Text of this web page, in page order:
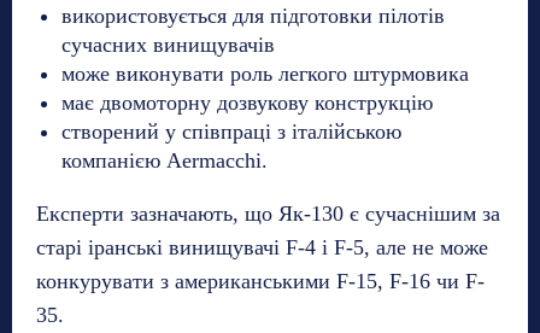
використовується для підготовки пілотів
сучасних винищувачів
може виконувати роль легкого штурмовика
має двомоторну дозвукову конструкцію
створений у співпраці з італійською
компанією Aermacchi.
Експерти зазначають, що Як-130 є сучаснішим за
старі іранські винищувачі F-4 і F-5, але не може
конкурувати з американськими F-15, F-16 чи F-
35.